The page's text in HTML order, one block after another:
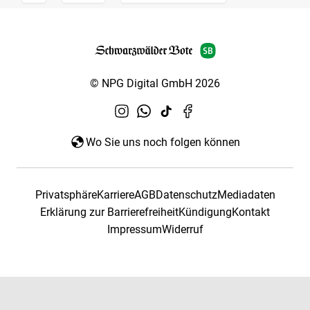
© NPG Digital GmbH 2026
Wo Sie uns noch folgen können
PrivatsphäreKarriereAGBDatenschutzMediadaten
Erklärung zur BarrierefreiheitKündigungKontakt
ImpressumWiderruf